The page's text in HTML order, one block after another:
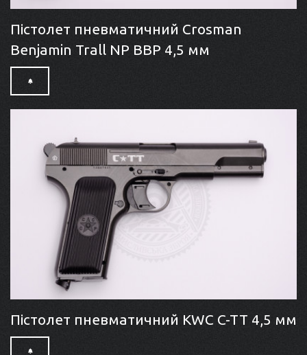
Пістолет пневматичний Crosman
Benjamin Trall NP BBP 4,5 мм
Пістолет пневматичний KWC C-TT 4,5 мм